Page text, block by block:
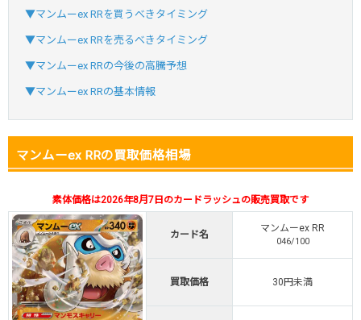
オリパスタジアム
・新規登録で6種類アド確解禁
オリくじ
・新規限定！8種類の激熱オリパ
新規登録で無料100連できる
・リリース1周年イベント開催中！
▼マンムーex RRを買うべきタイミング
▼マンムーex RRを売るべきタイミング
▼マンムーex RRの今後の高騰予想
▼マンムーex RRの基本情報
マンムーex RRの買取価格相場
素体価格は2026年8月7日のカードラッシュの販売買取です
カード名
マンムーex RR
046/100
買取価格 30円未満